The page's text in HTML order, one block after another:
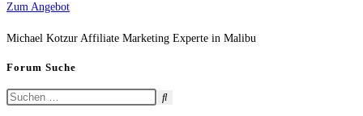
Zum Angebot
Michael Kotzur Affiliate Marketing Experte in Malibu
Forum Suche